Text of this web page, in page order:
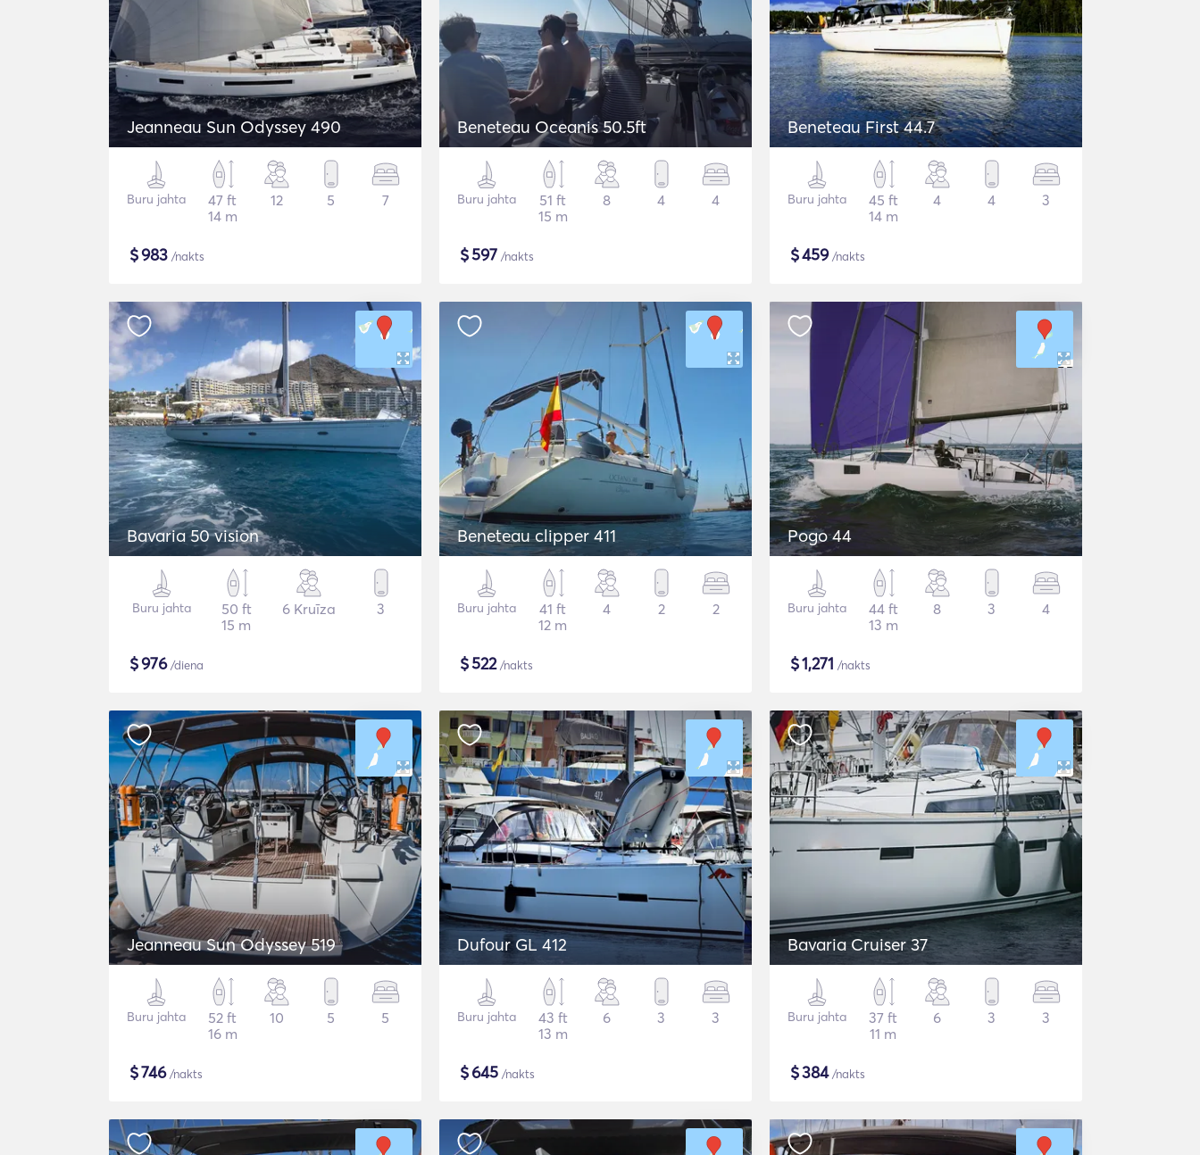
Jeanneau Sun Odyssey 490
Buru jahta
47 ft
14 m
12 5 7
$983 /nakts
Beneteau Oceanis 50.5ft
Buru jahta
51 ft
15 m
8 4 4
$597 /nakts
Beneteau First 44.7
Buru jahta
45 ft
14 m
4 4 3
$459/nakts
Bavaria 50 vision
Buru jahta
50 ft
15 m
6 Kruīza 3
$976/diena
Beneteau clipper 411
Buru jahta
41 ft
12 m
4 2 2
$522/nakts
Pogo 44
Buru jahta
44 ft
13 m
8 3 4
$1,271 /nakts
Jeanneau Sun Odyssey 519
Buru jahta
52 ft
16 m
10 5 5
$746/nakts
Dufour GL 412
Buru jahta
43 ft
13 m
6 3 3
$645 /nakts
Bavaria Cruiser 37
Buru jahta
37 ft
11 m
6 3 3
$384/nakts